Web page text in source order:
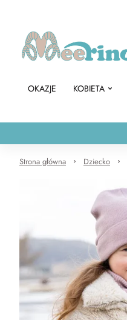
OKAZJE KOBIETA
Strona główna Dziecko